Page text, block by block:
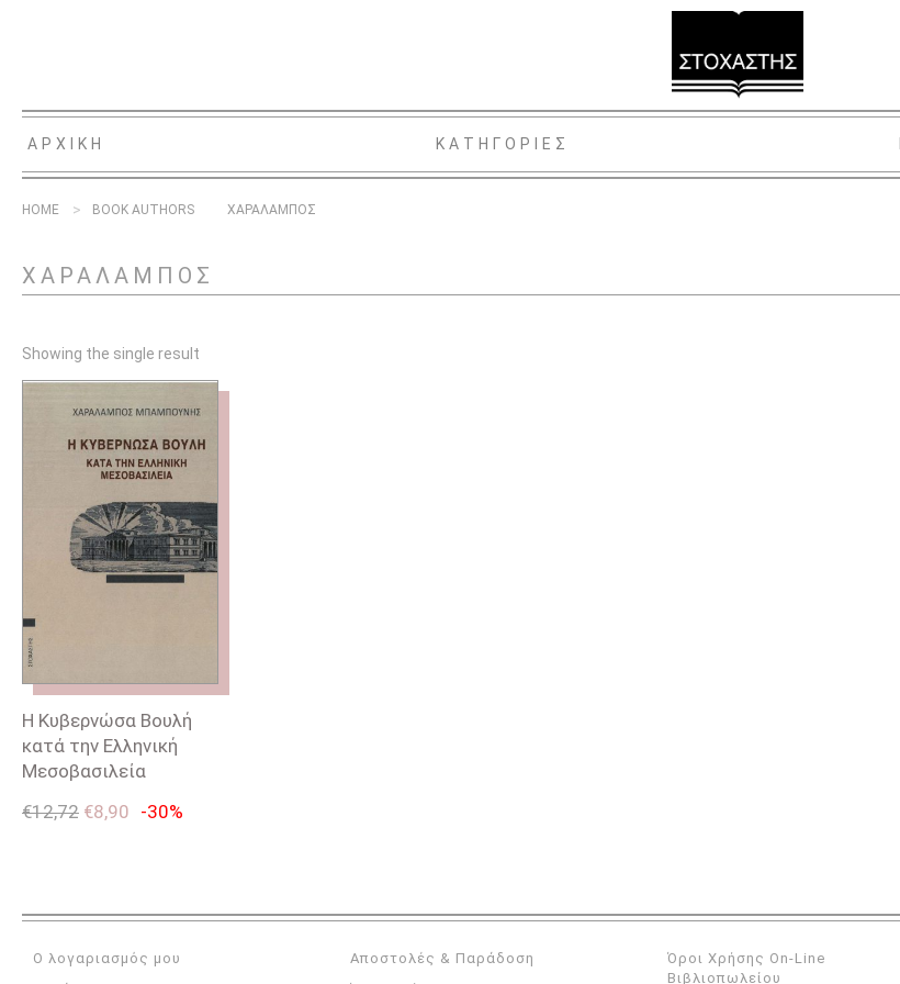
ΑΡΧΙΚΗ ΚΑΤΗΓΟΡΙΕΣ
HOME BOOK AUTHORS ΧΑΡΑΛΑΜΠΟΣ
ΧΑΡΑΛΑΜΠΟΣ
Showing the single result
Η Κυβερνώσα Βουλή
κατά την Ελληνική
Μεσοβασιλεία
€12,72 €8,90 -30%
Ο λογαριασμός μου
Αποστολές & Παράδοση
Όροι Χρήσης On-Line
Βιβλιοπωλείου